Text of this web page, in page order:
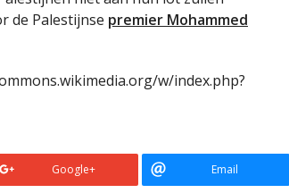
de Palestijnse premier Mohammed
w/index.php?
Google+ Email